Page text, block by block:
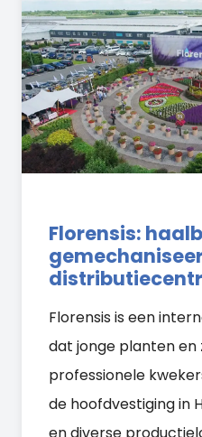
Florensis:
Florensis is een
dat jonge planten
professionele
de hoofdvestiging in